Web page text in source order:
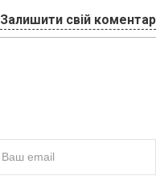
Залишити свій коментар